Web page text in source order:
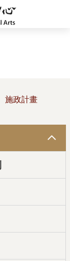
施政計畫